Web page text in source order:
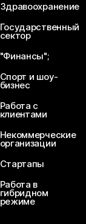
Здравоохранение
Государственный
сектор
"Финансы";
Спорт и шоу-
бизнес
Работа с
клиентами
Некоммерческие
организации
Стартапы
Работа в
гибридном
режиме